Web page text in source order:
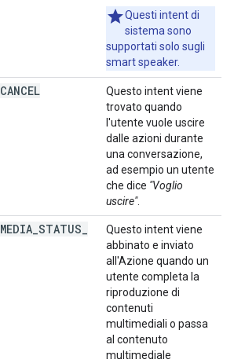
Questi intent di
sistema sono
supportati solo sugli
smart speaker.
CANCEL
Questo intent viene
trovato quando
l'utente vuole uscire
dalle azioni durante
una conversazione,
ad esempio un utente
che dice "Voglio
uscire".
MEDIA STATUS
Questo intent viene
abbinato e inviato
all'Azione quando un
utente completa la
riproduzione di
contenuti
multimediali o passa
al contenuto
multimediale